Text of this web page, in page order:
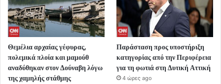
Θεμέλια αρχαίας γέφυρας,
πολεμικά πλοία και μαμούθ
αναδύθηκαν στον Δούναβη λόγω
της χαμηλής στάθμης
Παράσταση προς υποστήριξη
κατηγορίας από την Περιφέρεια
για τη φωτιά στη Δυτική Αττική
4 ώρες ago